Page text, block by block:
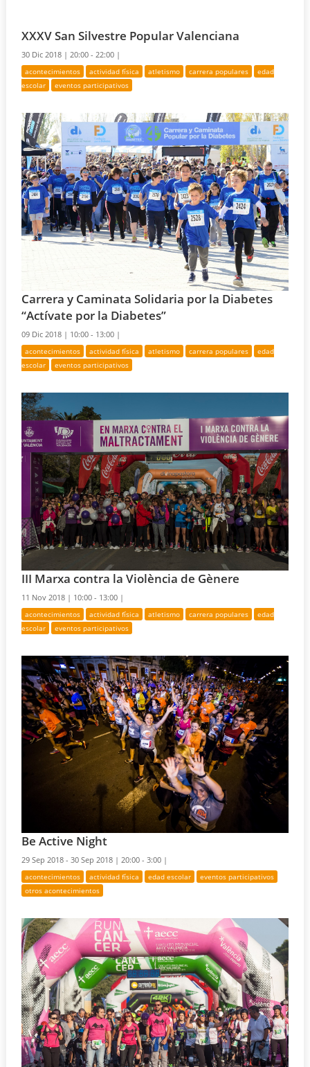
XXXV San Silvestre Popular Valenciana
30 Dic 2018 |20:00 - 22:00 |
acontecimientos actividad física atletismo carrera populares
edad
escolar
eventos participativos
Carrera y Caminata Solidaria por la Diabetes
“Actívate por la Diabetes”
09 Dic 2018 | 10:00 - 13:00 |
acontecimientos actividad física atletismo carrera populares
edad
escolar
eventos participativos
III Marxa contra la Violència de Gènere
11 Nov 2018 | 10:00 - 13:00 |
acontecimientos actividad física atletismo carrera populares
edad
escolar
eventos participativos
Be Active Night
29 Sep 2018 - 30 Sep 2018 |20:00 - 3:00 |
acontecimientos actividad física edad escolar
eventos participativos
otros acontecimientos